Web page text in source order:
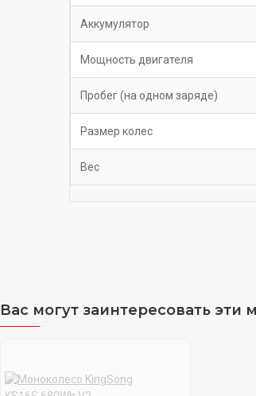
Аккумулятор
Мощность двигателя
Пробег (на одном заряде)
Размер колес
Вес
Вас могут заинтересовать эти